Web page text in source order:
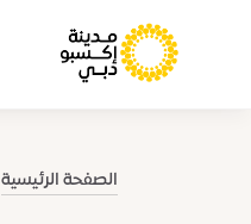
الصفحة الرئيسية